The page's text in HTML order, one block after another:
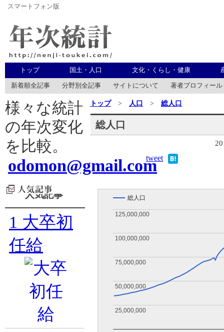
スマートフォン版
年次統計
トップ 国土・人口 文化・くらし・健康
新着順全記事 分野別全記事 サイトについて 著者プロフィール
トップ> 人口 > 総人口
総人口
tweet
総人口
25,000,000
25,000,000
50,000,000
50,000,000
75,000,000
75,000,000
100,000,000
100,000,000
125,000,000
125,000,000
様々な統計
の年次変化
を比較。
odomon@gmail.com
人気記事
1 大卒初
任給